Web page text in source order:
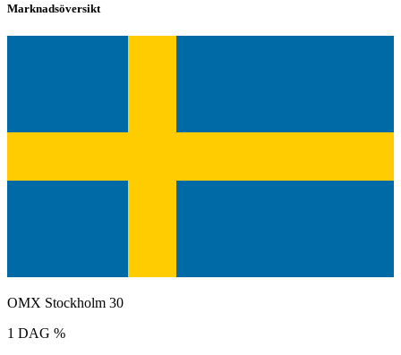
Marknadsöversikt
OMX Stockholm 30
1 DAG %